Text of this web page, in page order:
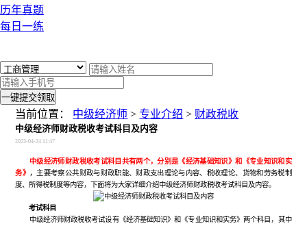
历年真题
每日一练
一键提交领取
当前位置： 中级经济师 >专业介绍 > 财政税收
中级经济师财政税收考试科目及内容
2023-04-24 11:47
中级经济师财政税收考试科目共有两个，分别是《经济基础知识》和《专业知识和实
务》 ，主要考察公共财政与财政职能、财政支出理论与内容、税收理论、货物和劳务税制
度、所得税制度等内容，下面将为大家详细介绍中级经济师财政税收考试科目及内容。
考试科目
中级经济师财政税收考试设有《经济基础知识》和《专业知识和实务》两个科目，其中